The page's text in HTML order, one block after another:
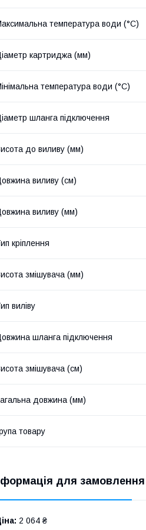
температура води (°C)
картриджа (мм)
температура води (°C)
шланга підключення
до виливу (мм)
виливу (см)
виливу (мм)
кріплення
змішувача (мм)
виліву
шланга підключення
змішувача (см)
довжина (мм)
товару
для замовлення
2 064 ₴